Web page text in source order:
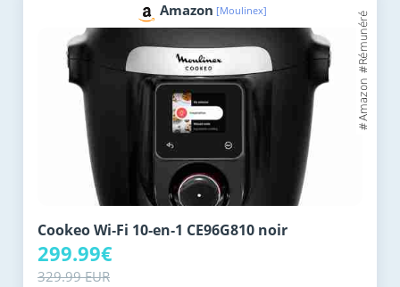
Amazon [Moulinex]
Cookeo Wi‑Fi 10‑en‑1 CE96G810 noir
299.99€
329.99 EUR